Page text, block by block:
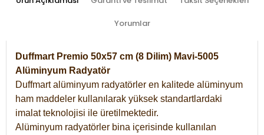
Yorumlar
Duffmart Premio 50x57 cm (8 Dilim) Mavi-5005
Alüminyum Radyatör
Duffmart alüminyum radyatörler en kalitede alüminyum
ham maddeler kullanılarak yüksek standartlardaki
imalat teknolojisi ile üretilmektedir.
Alüminyum radyatörler bina içerisinde kullanılan